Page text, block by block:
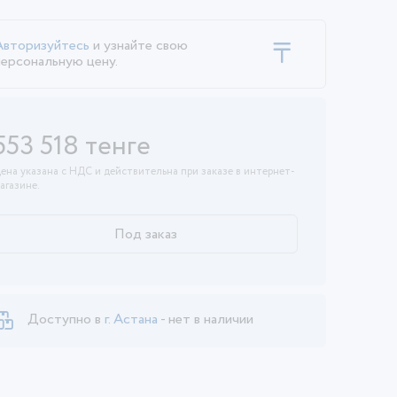
и узнайте свою
цену.
518 тенге
указана с НДС и действительна при заказе в интернет-
Под заказ
Доступно в г. Астана - нет в наличии